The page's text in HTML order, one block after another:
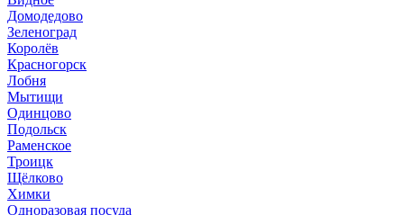
Домодедово
Зеленоград
Королёв
Красногорск
Лобня
Мытищи
Одинцово
Подольск
Раменское
Троицк
Щёлково
Химки
Одноразовая посуда